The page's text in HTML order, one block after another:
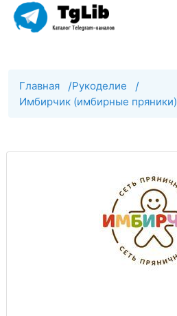
Главная /Рукоделие /
Имбирчик (имбирные пряники)